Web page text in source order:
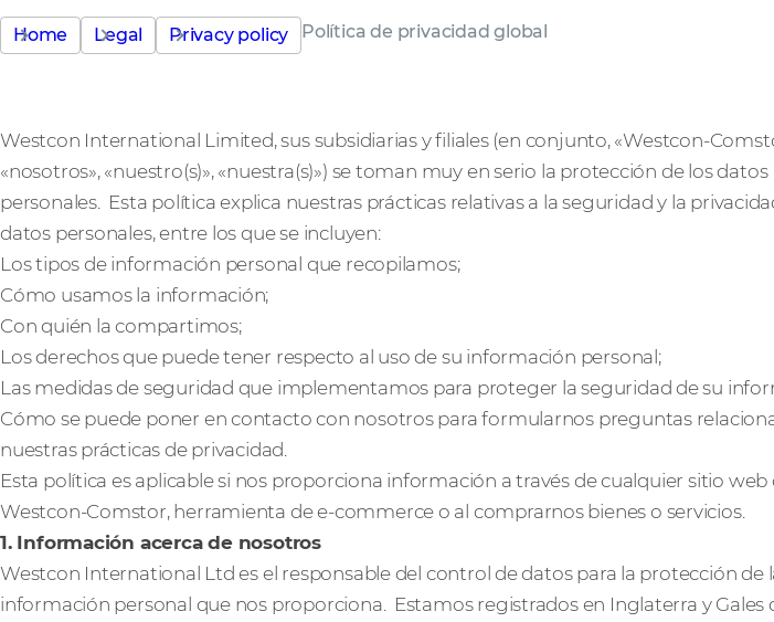
Home Legal Privacy policy Política de privacidad global
Westcon International Limited, sus subsidiarias y filiales (en conjunto, «Westcon-
«nosotros», «nuestro(s)», «nuestra(s)») se toman muy en serio la protección de los datos
personales. Esta política explica nuestras prácticas relativas a la seguridad y la
datos personales, entre los que se incluyen:
Los tipos de información personal que recopilamos;
Cómo usamos la información;
Con quién la compartimos;
Los derechos que puede tener respecto al uso de su información personal;
Las medidas de seguridad que implementamos para proteger la seguridad de su
Cómo se puede poner en contacto con nosotros para formularnos preguntas
nuestras prácticas de privacidad.
Esta política es aplicable si nos proporciona información a través de cualquier sitio web
Westcon-Comstor, herramienta de e-commerce o al comprarnos bienes o servicios.
1. Información acerca de nosotros
Westcon International Ltd es el responsable del control de datos para la protección de
información personal que nos proporciona. Estamos registrados en Inglaterra y Gales